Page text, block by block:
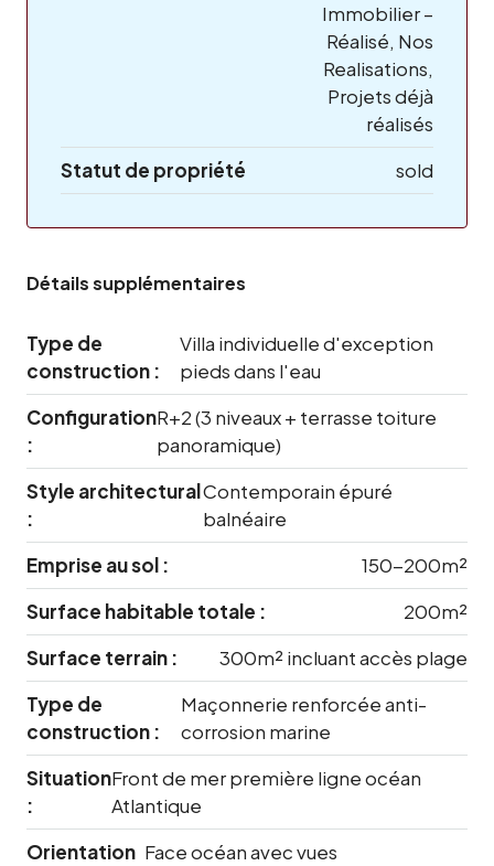
Immobilier –
Réalisé, Nos
Realisations,
Projets déjà
réalisés
Statut de propriété
sold
Détails supplémentaires
Type de
construction :
Villa individuelle d'exception
pieds dans l'eau
Configuration
:
R+2 (3 niveaux + terrasse toiture
panoramique)
Style architectural
:
Contemporain épuré
balnéaire
Emprise au sol :
150-200m²
Surface habitable totale :
200m²
Surface terrain :
300m² incluant accès plage
Type de
construction :
Maçonnerie renforcée anti-
corrosion marine
Situation
:
Front de mer première ligne océan
Atlantique
Orientation Face océan avec vues